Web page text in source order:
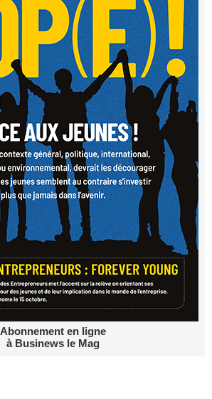
Abonnement en ligne
à Businews le Mag